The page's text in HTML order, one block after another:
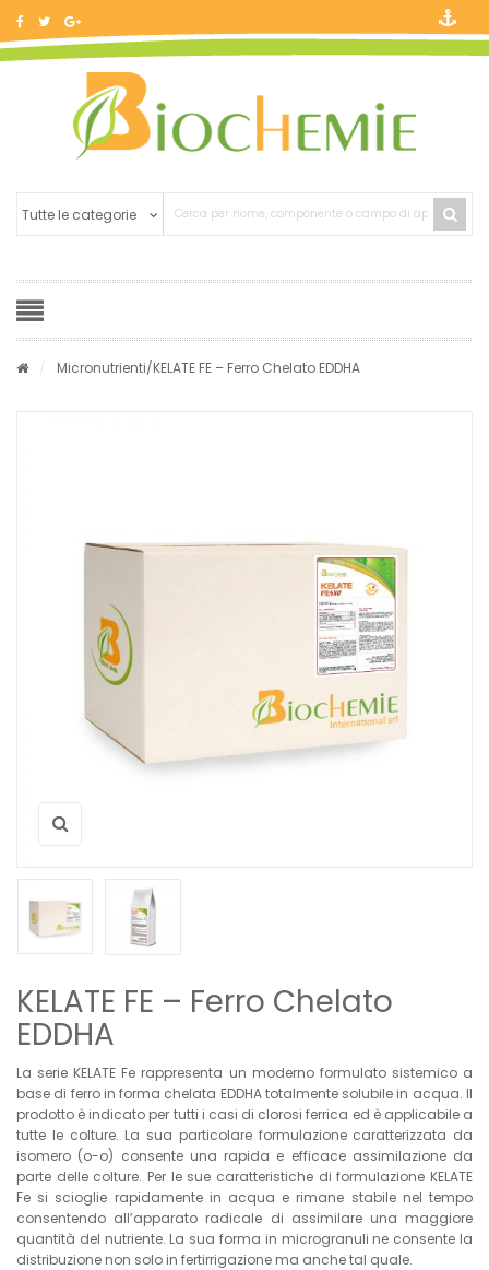
Micronutrienti/KELATE FE – Ferro Chelato EDDHA
KELATE FE – Ferro Chelato
EDDHA
La serie KELATE Fe rappresenta un moderno formulato sistemico a
base di ferro in forma chelata EDDHA totalmente solubile in acqua. Il
prodotto è indicato per tutti i casi di clorosi ferrica ed è applicabile a
tutte le colture. La sua particolare formulazione caratterizzata da
isomero (o-o) consente una rapida e efficace assimilazione da
parte delle colture. Per le sue caratteristiche di formulazione KELATE
Fe si scioglie rapidamente in acqua e rimane stabile nel tempo
consentendo all’apparato radicale di assimilare una maggiore
quantità del nutriente. La sua forma in microgranuli ne consente la
distribuzione non solo in fertirrigazione ma anche tal quale.